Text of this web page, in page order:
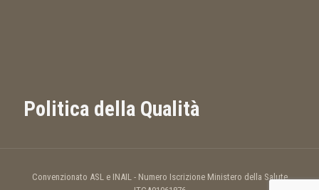
Politica della Qualità
Convenzionato ASL e INAIL - Numero Iscrizione Ministero della Salute